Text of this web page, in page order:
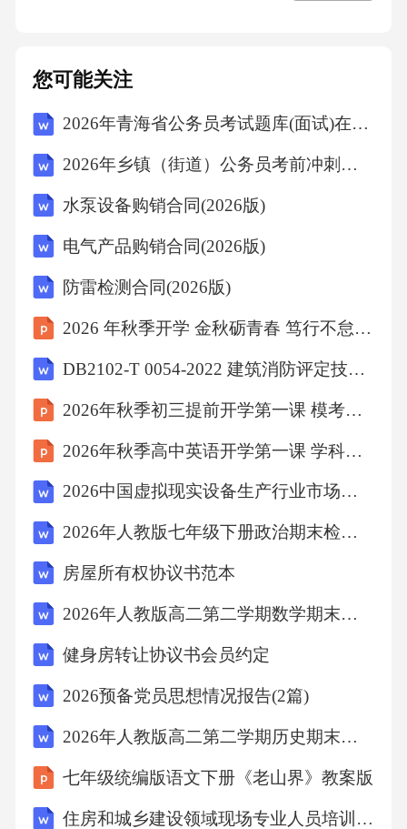
1.甲方的权力与义务：
（1）甲方保证其系标的项目的合法权利人或有
权处分人，有权签署并履行本协议。
（2）甲方保证标的项目的权属清晰，未设立任
何可能影响乙方权利的查封、冻结、抵押或第
三方权利主张。
（3）甲方应按照本协议约定的时间、地点及交
付标准向乙方交付标的项目，并配合乙方办理
相关权属转移/租赁登记/手续。
（4）甲方应向乙方提供标的项目的完整权属证
明文件及必要的运营资料，并保证文件真实
性。
（5）在标的项目的转让/出租/委托期间，甲方
应保证乙方依法享有相关权利，并避免任何第
三方主张权利。
（6）如因甲方原因导致标的项目无法按约定履
行，甲方应承担全部责任并赔偿乙方损失。
2.乙方的权力与义务：
您可能关注
2026年青海省公务员考试题库(面试)在线复习题库
2026年乡镇（街道）公务员考前冲刺试题解析(海南临高)
水泵设备购销合同(2026版)
电气产品购销合同(2026版)
防雷检测合同(2026版)
2026 年秋季开学 金秋砺青春 笃行不怠赴新篇
DB2102-T 0054-2022 建筑消防评定技术规程
2026年秋季初三提前开学第一课 模考分析 查漏补缺
2026年秋季高中英语开学第一课 学科兴趣激发教案
2026中国虚拟现实设备生产行业市场供需分析及投资评估规划分析研究报告
2026年人教版七年级下册政治期末检测卷（含答案可下载）
房屋所有权协议书范本
2026年人教版高二第二学期数学期末基础素养检测试卷（附答案可下载）
健身房转让协议书会员约定
2026预备党员思想情况报告(2篇)
2026年人教版高二第二学期历史期末综合检测试卷（附答案可下载）
七年级统编版语文下册《老山界》教案版
住房和城乡建设领域现场专业人员培训考试(监理员)题库及答案(江苏省南通市2025年)